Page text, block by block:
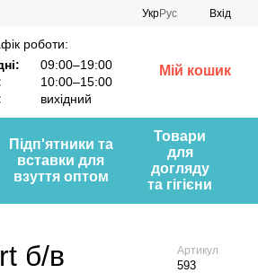
УкрРус Вхід
роботи:
09:00–19:00
10:00–15:00
вихідний
Мій кошик
Підп'ятники та
вставки для
взуття оптом
Товари
для
догляду
та гігієни
б/в Артикул
593